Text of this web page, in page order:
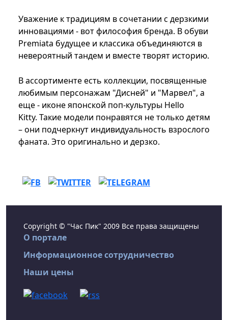
Уважение к традициям в сочетании с дерзкими
инновациями - вот философия бренда. В обуви
Premiata будущее и классика объединяются в
невероятный тандем и вместе творят историю.
В ассортименте есть коллекции, посвященные
любимым персонажам "Дисней" и "Марвел", а
еще - иконе японской поп-культуры Hello
Kitty. Такие модели понравятся не только детям
– они подчеркнут индивидуальность взрослого
фаната. Это оригинально и дерзко.
Copyright © "Час Пик" 2009 Все права защищены
О портале
Информационное сотрудничество
Наши цены